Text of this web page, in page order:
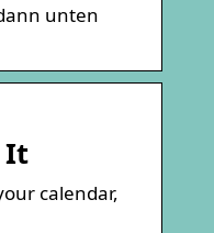
unten
It
calendar,